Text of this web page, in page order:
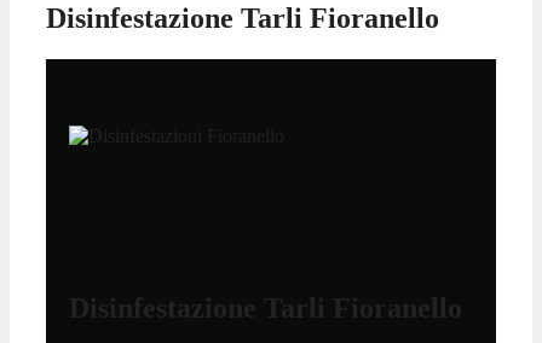
Disinfestazione Tarli Fioranello
Disinfestazione Tarli Fioranello